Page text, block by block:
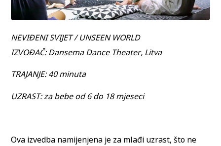
NEVIĐENI SVIJET / UNSEEN WORLD
IZVOĐAČ: Dansema Dance Theater, Litva
TRAJANJE: 40 minuta
UZRAST: za bebe od 6 do 18 mjeseci
Ova izvedba namijenjena je za mlađi uzrast, što ne